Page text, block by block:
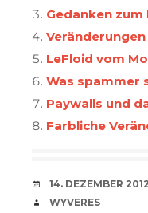
Gedanken zum
LeFloid vom
Was spammer
Paywalls und
Farbliche
VERABREDUNG
14. DEZEMBER 2012
VERFASSER
WYVERES